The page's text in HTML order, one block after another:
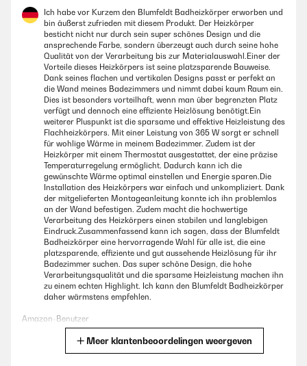
Ich habe vor Kurzem den Blumfeldt Badheizkörper erworben und
bin äußerst zufrieden mit diesem Produkt. Der Heizkörper
besticht nicht nur durch sein super schönes Design und die
ansprechende Farbe, sondern überzeugt auch durch seine hohe
Qualität von der Verarbeitung bis zur Materialauswahl.Einer der
Vorteile dieses Heizkörpers ist seine platzsparende Bauweise.
Dank seines flachen und vertikalen Designs passt er perfekt an
die Wand meines Badezimmers und nimmt dabei kaum Raum ein.
Dies ist besonders vorteilhaft, wenn man über begrenzten Platz
verfügt und dennoch eine effiziente Heizlösung benötigt.Ein
weiterer Pluspunkt ist die sparsame und effektive Heizleistung des
Flachheizkörpers. Mit einer Leistung von 365 W sorgt er schnell
für wohlige Wärme in meinem Badezimmer. Zudem ist der
Heizkörper mit einem Thermostat ausgestattet, der eine präzise
Temperaturregelung ermöglicht. Dadurch kann ich die
gewünschte Wärme optimal einstellen und Energie sparen.Die
Installation des Heizkörpers war einfach und unkompliziert. Dank
der mitgelieferten Montageanleitung konnte ich ihn problemlos
an der Wand befestigen. Zudem macht die hochwertige
Verarbeitung des Heizkörpers einen stabilen und langlebigen
Eindruck.Zusammenfassend kann ich sagen, dass der Blumfeldt
Badheizkörper eine hervorragende Wahl für alle ist, die eine
platzsparende, effiziente und gut aussehende Heizlösung für ihr
Badezimmer suchen. Das super schöne Design, die hohe
Verarbeitungsqualität und die sparsame Heizleistung machen ihn
zu einem echten Highlight. Ich kann den Blumfeldt Badheizkörper
daher wärmstens empfehlen.
Amazon-Benutzer
Meer klantenbeoordelingen weergeven